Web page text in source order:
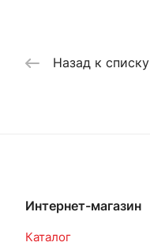
Назад к списку
Интернет-магазин
Каталог